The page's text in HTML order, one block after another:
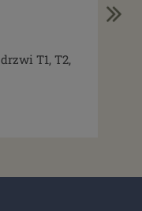
T1, T2,